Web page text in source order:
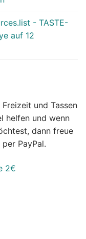
- TASTE-
auf 12
und Tassen
helfen und wenn
dann freue
PayPal.
2€